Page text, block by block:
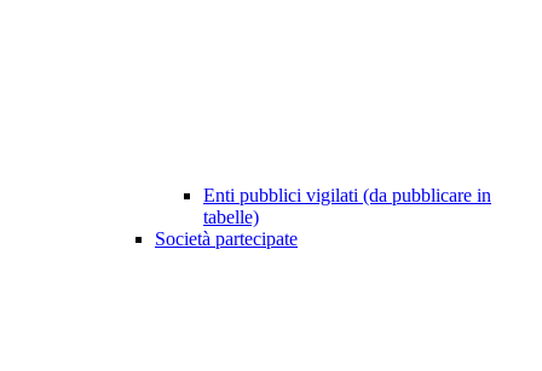
Enti pubblici vigilati (da pubblicare in
tabelle)
Società partecipate